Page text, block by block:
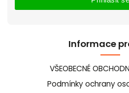
Informace
VŠEOBECNÉ
Podmínky ochrany